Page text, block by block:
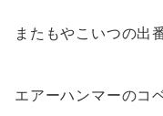
またもやこいつの出
エアーハンマーのコ